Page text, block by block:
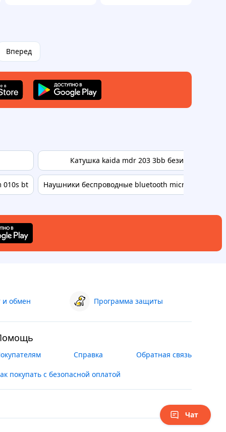
Вперед
010s bt
Катушка kaida mdr 203 3bb
Наушники беспроводные bluetooth microsd mp3
и обмен Программа защиты
Справка Обратная связь
покупать с безопасной оплатой
Чат